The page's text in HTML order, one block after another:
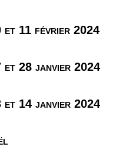
et 11 février 2024
et 28 janvier 2024
et 14 janvier 2024